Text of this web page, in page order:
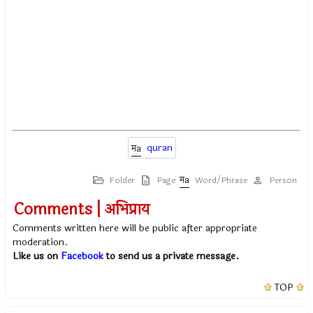
quran
Folder Page Word/Phrase Person
Comments | अभिप्राय
Comments written here will be public after appropriate
moderation.
Like us on Facebookto send us a private message.
TOP